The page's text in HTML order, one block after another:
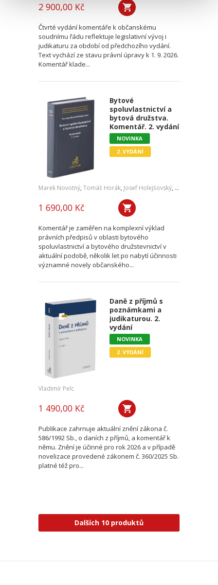
2 900,00 Kč
Čtvrté vydání komentáře k občanskému
soudnímu řádu reflektuje legislativní vývoj i
judikaturu za období od předchozího vydání.
Text vychází ze stavu právní úpravy k 1. 9. 2026.
Komentář klade...
Bytové
spoluvlastnictví a
bytová družstva.
Komentář. 2. vydání
NOVINKA
2. VYDÁNÍ
Marek Novotný, Tomáš Horák, Josef Holejšovský, Jaroslav Oehm
1 690,00 Kč
Komentář je zaměřen na komplexní výklad
právních předpisů v oblasti bytového
spoluvlastnictví a bytového družstevnictví v
aktuální podobě, několik let po nabytí účinnosti
významné novely občanského...
Daně z příjmů s
poznámkami a
judikaturou. 2.
vydání
NOVINKA
2. VYDÁNÍ
Vladimír Pelc
1 490,00 Kč
Publikace zahrnuje aktuální znění zákona č.
586/1992 Sb., o daních z příjmů, a komentář k
němu. Znění je účinné pro rok 2026 a v případě
novelizace provedené zákonem č. 360/2025 Sb.
platné též pro...
Dalších 10 produktů